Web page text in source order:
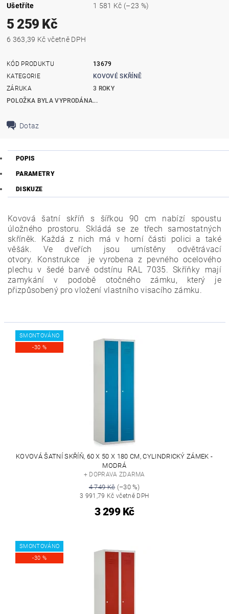
Ušetříte
1 581 Kč (–23 %)
5 259 Kč
6 363,39 Kč včetně DPH
KÓD PRODUKTU
13679
KATEGORIE
KOVOVÉ SKŘÍNĚ
ZÁRUKA
3 ROKY
POLOŽKA BYLA VYPRODÁNA...
Dotaz
POPIS
PARAMETRY
DISKUZE
Kovová šatní skříň s šířkou 90 cm nabízí spoustu
úložného prostoru. Skládá se ze třech samostatných
skříněk. Každá z nich má v horní části polici a také
věšák. Ve dveřích jsou umístěny odvětrávací
otvory. Konstrukce je vyrobena z pevného ocelového
plechu v šedé barvě odstínu RAL 7035. Skříňky mají
zamykání v podobě otočného zámku, který je
přizpůsobený pro vložení vlastního visacího zámku.
SMONTOVÁNO
-30 %
KOVOVÁ ŠATNÍ SKŘÍŇ, 60 X 50 X 180 CM, CYLINDRICKÝ ZÁMEK -
MODRÁ
+ DOPRAVA ZDARMA
4 749 Kč(–30 %)
3 991,79 Kč včetně DPH
3 299 Kč
SMONTOVÁNO
-30 %